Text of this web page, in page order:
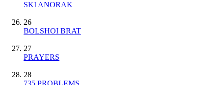
SKI ANORAK
26
BOLSHOI BRAT
27
PRAYERS
28
735 PROBLEMS